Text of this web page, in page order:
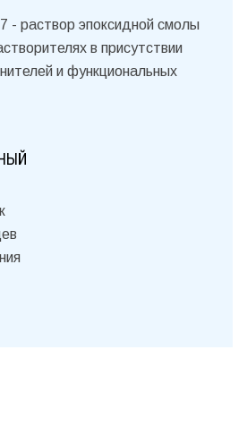
- раствор эпоксидной смолы
в присутствии
и функциональных